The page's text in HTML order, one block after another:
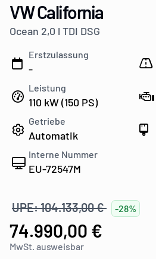
VW California
Ocean 2,0 l TDI DSG
Erstzulassung
-
Leistung
110 kW (150 PS)
Getriebe
Automatik
Interne Nummer
EU-72547M
UPE: 104.133,00 € -28%
74.990,00 €
MwSt. ausweisbar